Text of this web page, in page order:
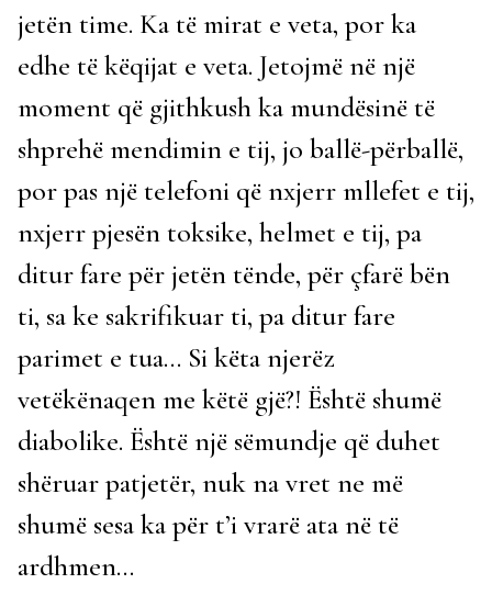
jetën time. Ka të mirat e veta, por ka
edhe të këqijat e veta. Jetojmë në një
moment që gjithkush ka mundësinë të
shprehë mendimin e tij, jo ballë-përballë,
por pas një telefoni që nxjerr mllefet e tij,
nxjerr pjesën toksike, helmet e tij, pa
ditur fare për jetën tënde, për çfarë bën
ti, sa ke sakrifikuar ti, pa ditur fare
parimet e tua… Si këta njerëz
vetëkënaqen me këtë gjë?! Është shumë
diabolike. Është një sëmundje që duhet
shëruar patjetër, nuk na vret ne më
shumë sesa ka për t’i vrarë ata në të
ardhmen…